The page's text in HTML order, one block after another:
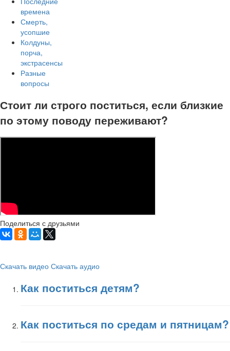
времена
Смерть,
усопшие
Колдуны,
порча,
экстрасенсы
Разные
вопросы
Стоит ли строго поститься, если близкие
по этому поводу переживают?
Поделиться с друзьями
Скачать видео Скачать аудио
Как поститься детям?
Как поститься по средам и пятницам?